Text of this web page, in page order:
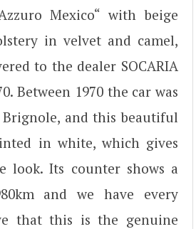
Mexico“ with beige
in velvet and camel,
to the dealer SOCARIA
Between 1970 the car was
and this beautiful
in white, which gives
look. Its counter shows a
and we have every
that this is the genuine